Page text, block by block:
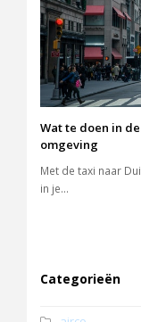
Wat te doen in
omgeving
Met de taxi naar
in je…
Categorieën